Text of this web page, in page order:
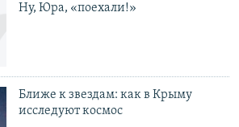
Ну, Юра, «поехали!»
Ближе к звездам: как в Крыму
исследуют космос